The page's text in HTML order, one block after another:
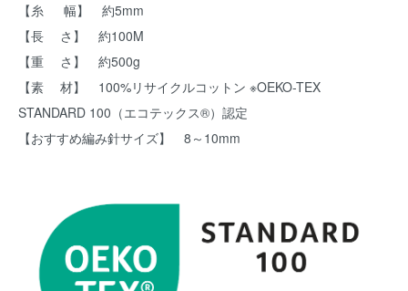
【糸 幅】 約5mm
【長 さ】 約100M
【重 さ】 約500g
【素 材】 100%リサイクルコットン ※OEKO-TEX
STANDARD 100（エコテックス®）認定
【おすすめ編み針サイズ】 8～10mm